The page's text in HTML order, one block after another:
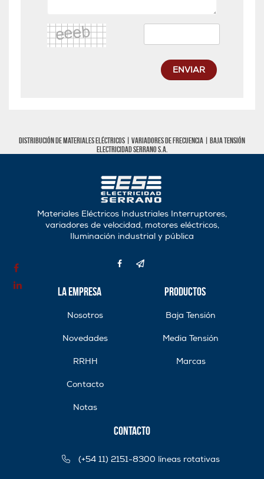
ENVIAR
Distribución de materiales eléctricos | Variadores de frecuencia | Baja tensión
Electricidad Serrano S.A.
Materiales Eléctricos Industriales Interruptores,
variadores de velocidad, motores eléctricos,
Iluminación industrial y pública
La Empresa
Nosotros
Novedades
RRHH
Contacto
Notas
Productos
Baja Tensión
Media Tensión
Marcas
Contacto
(+54 11) 2151-8300 líneas rotativas